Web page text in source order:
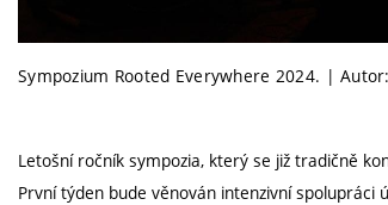
Sympozium Rooted Everywhere 2024. |
Letošní ročník sympozia, který se již tradičně
První týden bude věnován intenzivní